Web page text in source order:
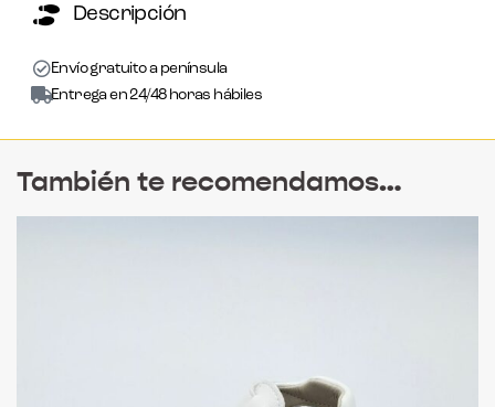
Descripción
Envío gratuito a península
Entrega en 24/48 horas hábiles
También te recomendamos…